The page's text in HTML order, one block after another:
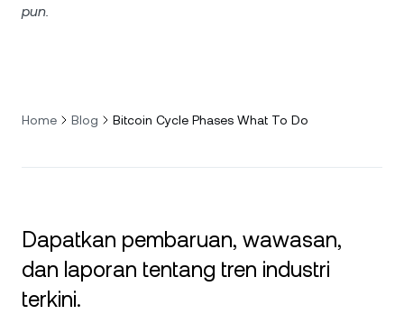
pun.
Home Blog Bitcoin Cycle Phases What To Do
Dapatkan pembaruan, wawasan,
dan laporan tentang tren industri
terkini.